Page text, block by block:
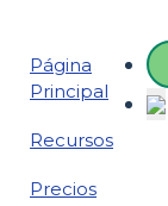
Página
Principal
Recursos
Precios